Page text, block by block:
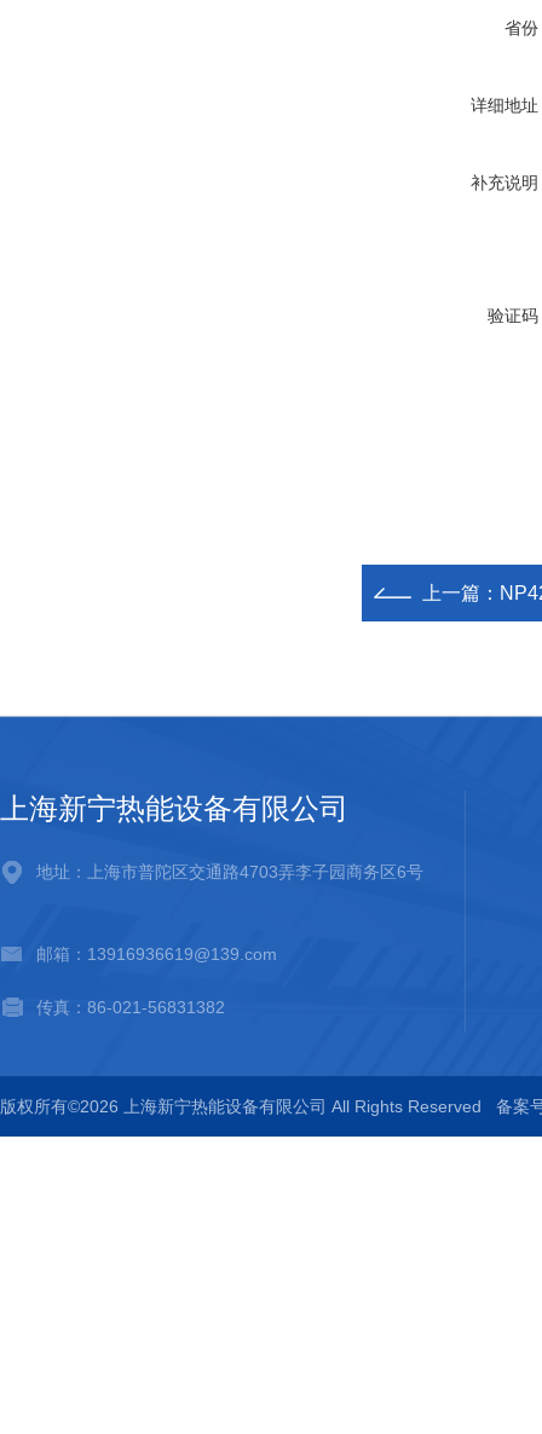
省份
详细地址
补充说明
验证码
上一篇：
上海新宁热能设备有限公司
地址：上海市普陀区交通路4703弄李子园商务区6号
邮箱：13916936619@139.com
传真：86-021-56831382
版权所有©2026 上海新宁热能设备有限公司 All Rights Reserved 备案